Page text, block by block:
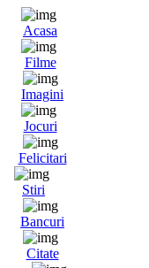
Acasa
Filme
Imagini
Jocuri
Felicitari
Stiri
Bancuri
Citate